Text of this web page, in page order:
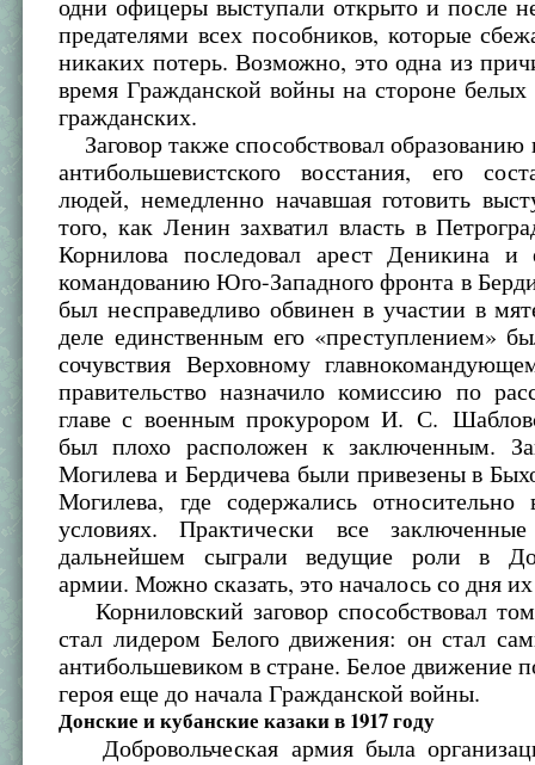
одни офицеры выступали открыто и после
предателями всех пособников, которые
никаких потерь. Возможно, это одна из
время Гражданской войны на стороне
гражданских.
Заговор также способствовал образованию
антибольшевистского восстания, его
людей, немедленно начавшая готовить
того, как Ленин захватил власть в
Корнилова последовал арест Деникина и
командованию Юго-Западного фронта в
был несправедливо обвинен в участии в
деле единственным его «преступлением»
сочувствия Верховному
правительство назначило комиссию по
главе с военным прокурором И. С.
был плохо расположен к заключенным.
Могилева и Бердичева были привезены в
Могилева, где содержались
условиях. Практически все
дальнейшем сыграли ведущие роли в
армии. Можно сказать, это началось со дня
Корниловский заговор способствовал
стал лидером Белого движения: он стал
антибольшевиком в стране. Белое движение
героя еще до начала Гражданской войны.
Донские и кубанские казаки в 1917 году
Добровольческая армия была